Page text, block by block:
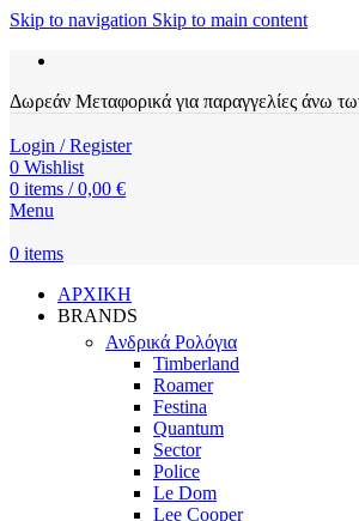
Skip to navigation Skip to main content
Δωρεάν Μεταφορικά για παραγγελίες άνω
Login / Register
0 Wishlist
0 items / 0,00 €
Menu
0 items
ΑΡΧΙΚΗ
BRANDS
Ανδρικά Ρολόγια
Timberland
Roamer
Festina
Quantum
Sector
Police
Le Dom
Lee Cooper